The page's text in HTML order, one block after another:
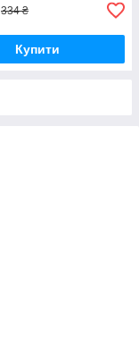
334 ₴
Купити